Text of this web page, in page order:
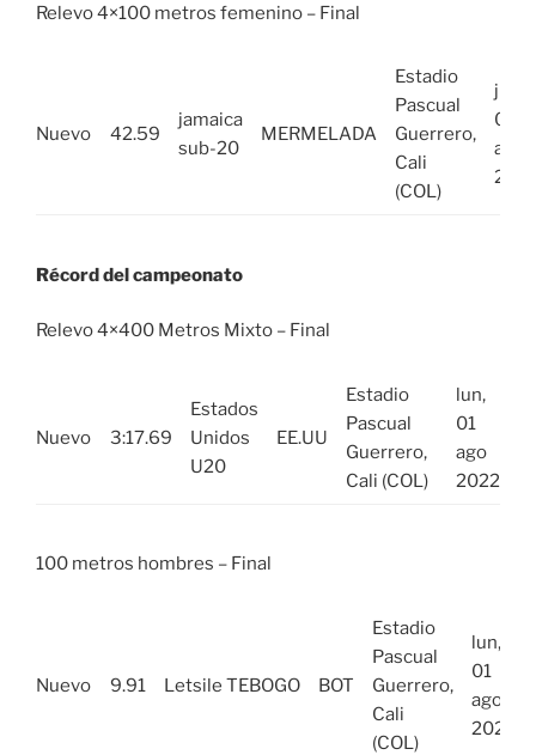
Relevo 4×100 metros femenino – Final
Nuevo 42.59
jamaica
sub-20
MERMELADA
Estadio
Pascual
Guerrero,
Cali
(COL)
jue.,
04
ago.
Récord del campeonato
Relevo 4×400 Metros Mixto – Final
Nuevo 3:17.69
Estados
Unidos
U20
EE.UU
Estadio
Pascual
Guerrero,
Cali (COL)
lun,
01
ago
2022
100 metros hombres – Final
Nuevo 9.91 Letsile TEBOGO BOT
Estadio
Pascual
Guerrero,
Cali
(COL)
lun,
01
ago
2022